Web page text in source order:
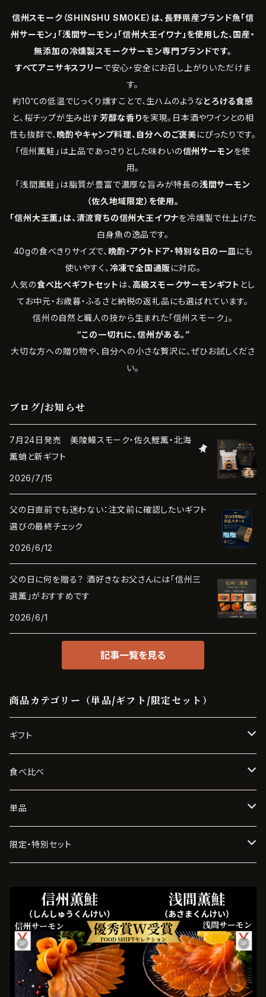
信州スモーク（SHINSHU SMOKE）は、長野県産ブランド魚「信
州サーモン」「浅間サーモン」「信州大王イワナ」を使用した、国産・
無添加の冷燻製スモークサーモン専門ブランドです。
すべてアニサキスフリーで安心・安全にお召し上がりいただけま
す。
約10℃の低温でじっくり燻すことで、生ハムのようなとろける食感
と、桜チップが生み出す芳醇な香りを実現。日本酒やワインとの相
性も抜群で、 晩酌やキャンプ料理、自分へのご褒美にぴったりです。
「信州薫鮭」は上品であっさりとした味わいの信州サーモンを使
用。
「浅間薫鮭」は脂質が豊富で濃厚な旨みが特長の浅間サーモン
（佐久地域限定）を使用。
「信州大王薫」は、清流育ちの信州大王イワナを冷燻製で仕上げた
白身魚の逸品です。
40gの食べきりサイズで、 晩酌・アウトドア・特別な日の一皿 にも
使いやすく、 冷凍で全国通販 に対応。
人気の食べ比べギフトセット は、 高級スモークサーモンギフト とし
てお中元・お歳暮・ふるさと納税の返礼品にも選ばれています。
信州の自然と職人の技から生まれた「信州スモーク」。
“この一切れに、信州がある。”
大切な方への贈り物や、自分への小さな贅沢に、ぜひお試しくださ
い。
ブログ/お知らせ
7月24日発売 美陵鰻スモーク・佐久鯉薫・北海
薫蛸と新ギフト
2026/7/15
父の日直前でも迷わない：注文前に確認したいギフト
選びの最終チェック
2026/6/12
父の日に何を贈る？ 酒好きなお父さんには「信州三
選薫」がおすすめです
2026/6/1
記事一覧を見る
商品カテゴリー（単品/ギフト/限定セット）
ギフト
信州三選薫
信州サーモン
浅間サーモン
薫肴三味
食べ比べ
はじめての方へ
２種食べ比べ
単品
信州サーモン
信州大王イワナ
佐久鯉
美陵鰻（大阪産）
限定・特別セット
希少部位
数量限定セット